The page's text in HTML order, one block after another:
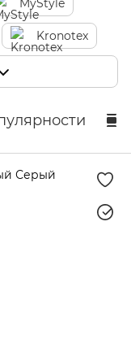
MyStyle
Kronotex